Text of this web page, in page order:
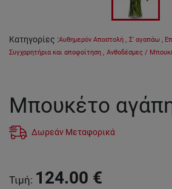
Κατηγορίες :Αυθημερόν Αποστολή , Σ' αγαπάω ,
Συγχαρητήρια και αποφοίτηση , Ανθοδέσμες /
Μπουκέτο
Δωρεάν Μεταφορικά
Τιμή: 124.00 €